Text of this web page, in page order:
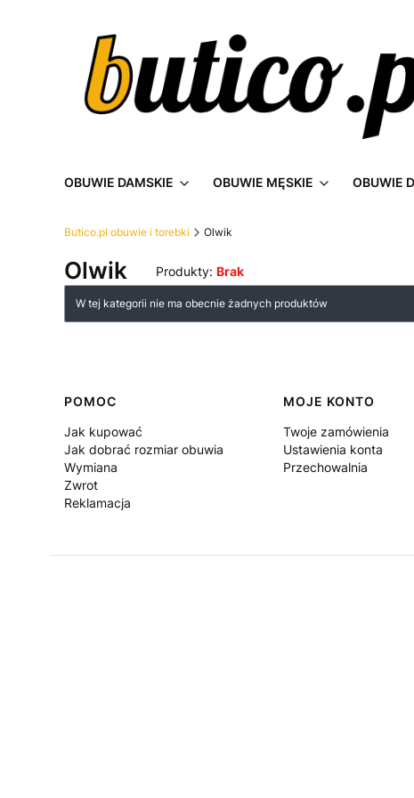
OBUWIE DAMSKIE OBUWIE MĘSKIE OBUWIE
Butico.pl obuwie i torebki Olwik
Olwik Produkty: Brak
Lista produktów
W tej kategorii nie ma obecnie żadnych produktów
Linki w stopce
POMOC
Jak kupować
Jak dobrać rozmiar obuwia
Wymiana
Zwrot
Reklamacja
MOJE KONTO
Twoje zamówienia
Ustawienia konta
Przechowalnia